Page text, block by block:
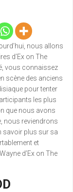
nous allons
d’Ex on The
vous connaissez
scène des anciens
pour tenter
les plus
que nous avons
nous reviendrons
savoir plus sur sa
et
d’Ex on The